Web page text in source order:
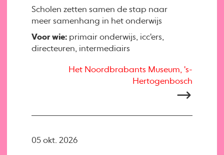
Scholen zetten samen de stap naar
meer samenhang in het onderwijs
Voor wie: primair onderwijs, icc'ers,
directeuren, intermediairs
Het Noordbrabants Museum, 's-
Hertogenbosch
05 okt. 2026